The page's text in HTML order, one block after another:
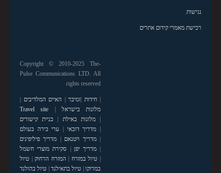
נגישות
רכישת מאמרי קידום אתרים
Copyright © 2010-2025 The-
Pulse Communications LTD. All
rights reserved
|חידות |זנזיבר | האיים המלדיבים |
מלונות בישראל |
Travel site
|מלונות באילת | בניית קישורים
| מדריך דובאי | ערי בירה בעולם
|מדריך ויטנאם | מדריך פיליפינים
|מדריך יפן | סקירת מוצרי חשמל
| טיול במזרח | המזרח הרחוק| טיול
במרוקו| טיול בתאילנד| טיול בהולנד